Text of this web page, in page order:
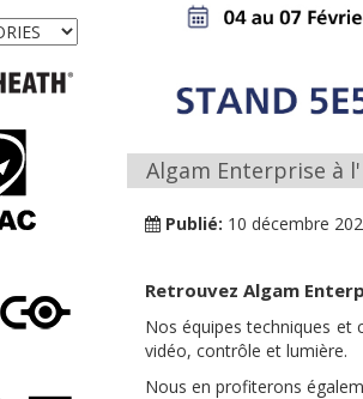
Algam Enterprise à
Publié: 10 décembre
Retrouvez Algam
Nos équipes techniques et
vidéo, contrôle et lumière.
Nous en profiterons